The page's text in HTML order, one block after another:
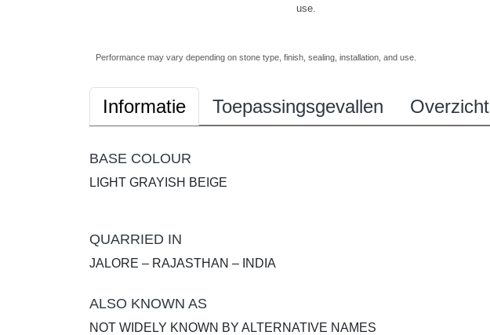
use.
Performance may vary depending on stone type, finish, sealing, installation, and use.
Informatie Toepassingsgevallen Overzicht
BASE COLOUR
LIGHT GRAYISH BEIGE
QUARRIED IN
JALORE – RAJASTHAN – INDIA
ALSO KNOWN AS
NOT WIDELY KNOWN BY ALTERNATIVE NAMES